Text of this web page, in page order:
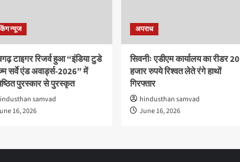
न्यूज
टाइगर रिजर्व हुआ “इंडिया टुडे
सर्वे एंड अवार्ड्स-2026” में
पुरस्कार से पुरस्कृत
samvad
16, 2026
अपराध
सिवनीः एडीएम कार्यालय का रीडर 20
हजार रुपये रिश्वत लेते रंगे हाथों
गिरफ्तार
hindusthan samvad
June 16, 2026